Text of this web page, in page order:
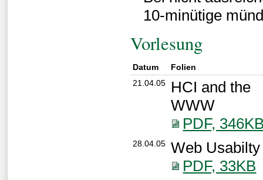
10-minütige
Vorlesung
Datum
Folien
21.04.05
HCI and the
WWW
PDF,
28.04.05 Web Usabilty
PDF, 33KB